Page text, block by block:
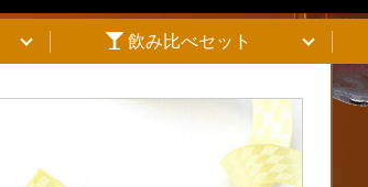
飲み比べセット